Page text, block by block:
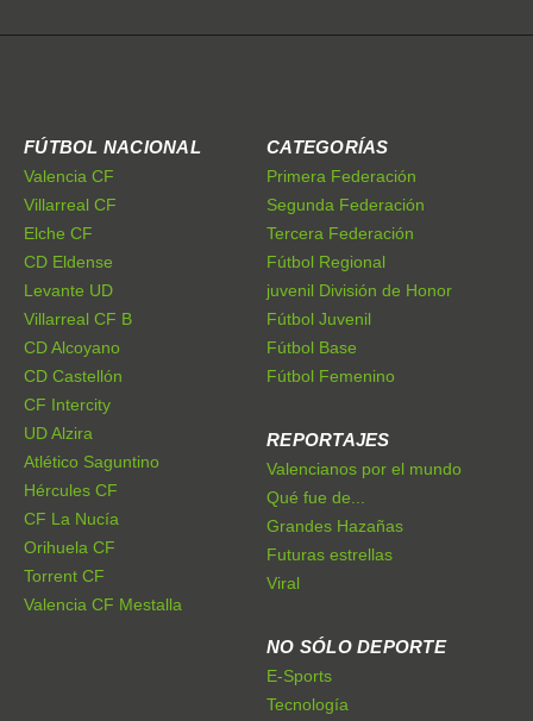
FÚTBOL NACIONAL
Valencia CF
Villarreal CF
Elche CF
CD Eldense
Levante UD
Villarreal CF B
CD Alcoyano
CD Castellón
CF Intercity
UD Alzira
Atlético Saguntino
Hércules CF
CF La Nucía
Orihuela CF
Torrent CF
Valencia CF Mestalla
CATEGORÍAS
Primera Federación
Segunda Federación
Tercera Federación
Fútbol Regional
juvenil División de Honor
Fútbol Juvenil
Fútbol Base
Fútbol Femenino
REPORTAJES
Valencianos por el mundo
Qué fue de...
Grandes Hazañas
Futuras estrellas
Viral
NO SÓLO DEPORTE
E-Sports
Tecnología